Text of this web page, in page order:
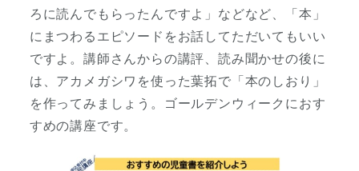
ろに読んでもらったんですよ」などなど、「本」
にまつわるエピソードをお話してただいてもいい
ですよ。講師さんからの講評、読み聞かせの後に
は、アカメガシワを使った葉拓で「本のしおり」
を作ってみましょう。ゴールデンウィークにおす
すめの講座です。